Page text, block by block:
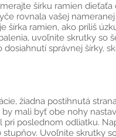
šírku ramien
rovnala vašej
šírka ramien, ako príliš
uvoľnite skrutky so
správnej šírky,
žiadna postihnutá
mali byť obe nohy
poslednom odliatku.
Uvoľnite skrutky